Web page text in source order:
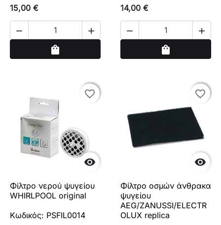
15,00 €
 
shopping_bag
14,00 €
 
shopping_bag

favorite_border
favorite_border
Φίλτρο νερού ψυγείου
WHIRLPOOL original
Κωδικός: PSFIL0014

favorite_border
favorite_border
Φίλτρο οσμών άνθρακα
ψυγείου
AEG/ZANUSSI/ELECTR
OLUX replica